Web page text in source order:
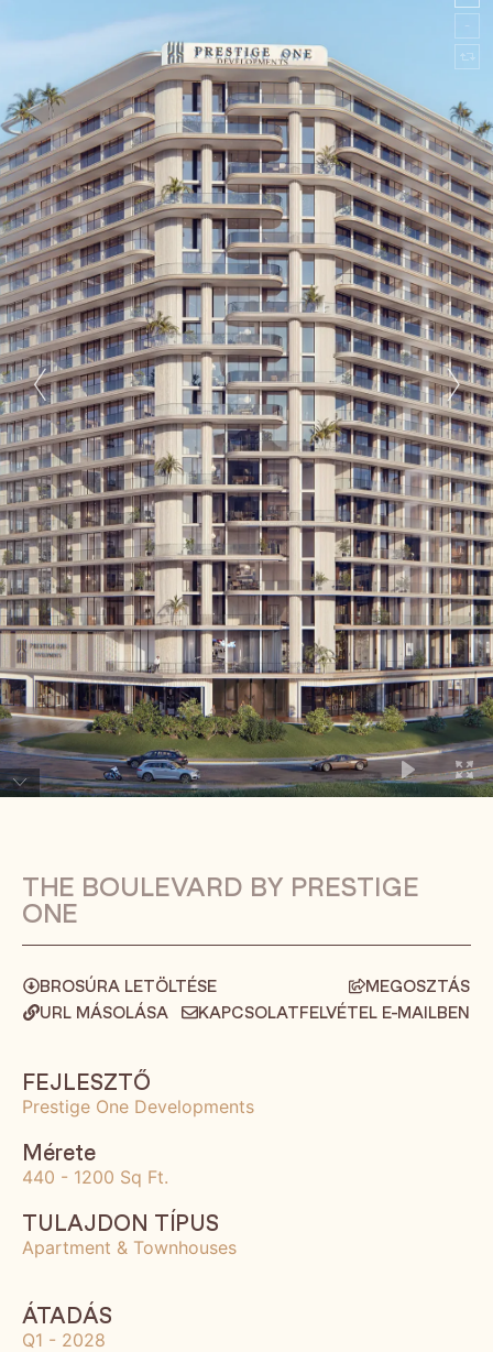
THE BOULEVARD BY PRESTIGE
ONE
BROSÚRA LETÖLTÉSE
MEGOSZTÁS
URL MÁSOLÁSA
KAPCSOLATFELVÉTEL E-MAILBEN
FEJLESZTŐ
Prestige One Developments
Mérete
440 - 1200 Sq Ft.
TULAJDON TÍPUS
Apartment & Townhouses
ÁTADÁS
Q1 - 2028